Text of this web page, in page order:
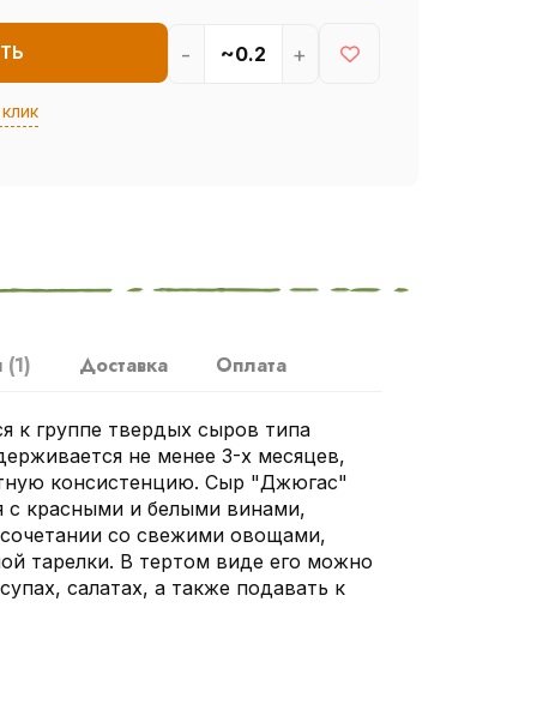
- +
(1) Доставка Оплата
к группе твердых сыров типа
не менее 3-х месяцев,
консистенцию. Сыр "Джюгас"
с красными и белыми винами,
со свежими овощами,
тарелки. В тертом виде его можно
салатах, а также подавать к